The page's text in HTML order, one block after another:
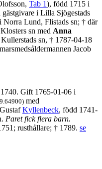
Tab 1), född 1715 i
i Lilla Sjögestads
Norra Lund, Flistads sn; † där
sn med Anna
sn, † 1787-04-18
Jacob
Gift 1765-01-06 i
med
Kyllenbeck, född 1741-
Paret fick flera barn.
rusthållare; † 1789. se